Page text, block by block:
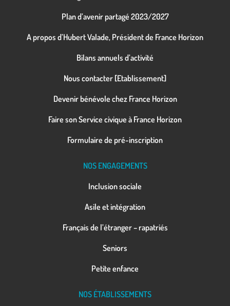
Plan d’avenir partagé 2023/2027
A propos d’Hubert Valade, Président de France Horizon
Bilans annuels d’activité
Nous contacter [Etablissement]
Devenir bénévole chez France Horizon
Faire son Service civique à France Horizon
Formulaire de pré-inscription
NOS ENGAGEMENTS
Inclusion sociale
Asile et intégration
Français de l’étranger – rapatriés
Seniors
Petite enfance
NOS ÉTABLISSEMENTS